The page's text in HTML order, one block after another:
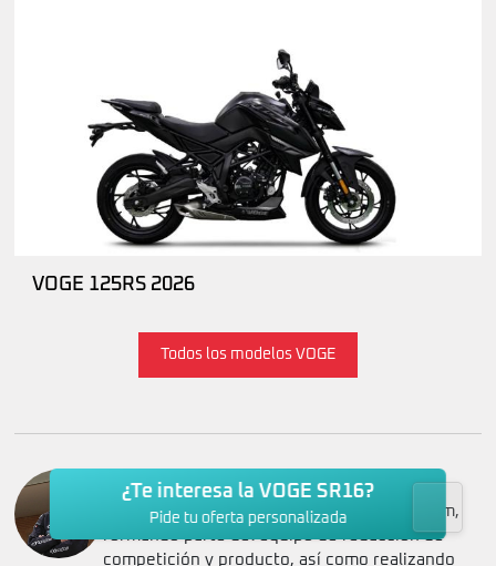
VOGE 125RS 2026
Todos los modelos VOGE
Jose Miguel Garcia
Desde 2.001 al mando de MundoMotero.com,
formando parte del equipo de redacción de
competición y producto, así como realizando
¿Te interesa la VOGE SR16?
Pide tu oferta personalizada